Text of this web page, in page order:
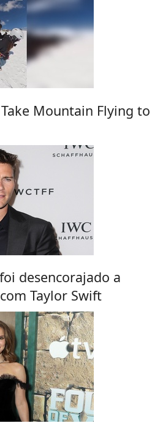
Mountain Flying to
desencorajado a
Taylor Swift